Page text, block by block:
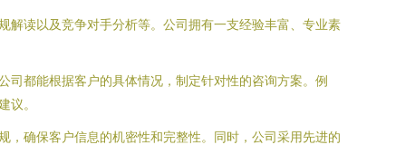
解读以及竞争对手分析等。公司拥有一支经验丰富、专业素
司都能根据客户的具体情况，制定针对性的咨询方案。例
议。
确保客户信息的机密性和完整性。同时，公司采用先进的